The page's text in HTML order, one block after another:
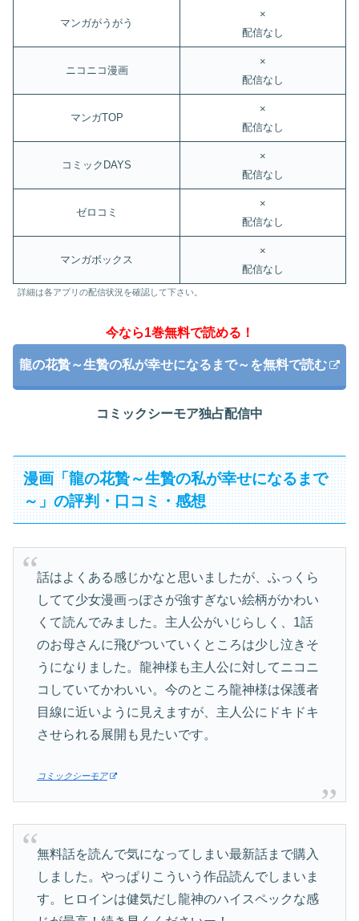
マンガがうがう
×
配信なし
ニコニコ漫画
×
配信なし
マンガTOP
×
配信なし
コミックDAYS
×
配信なし
ゼロコミ
×
配信なし
マンガボックス
×
配信なし
詳細は各アプリの配信状況を確認して下さい。
今なら1巻無料で読める！
龍の花贄～生贄の私が幸せになるまで～を無料で読む
コミックシーモア独占配信中
漫画「龍の花贄～生贄の私が幸せになるまで
～」の評判・口コミ・感想
話はよくある感じかなと思いましたが、ふっくら
してて少女漫画っぽさが強すぎない絵柄がかわい
くて読んでみました。主人公がいじらしく、1話
のお母さんに飛びついていくところは少し泣きそ
うになりました。龍神様も主人公に対してニコニ
コしていてかわいい。今のところ龍神様は保護者
目線に近いように見えますが、主人公にドキドキ
させられる展開も見たいです。
コミックシーモア
無料話を読んで気になってしまい最新話まで購入
しました。やっぱりこういう作品読んでしまいま
す。ヒロインは健気だし龍神のハイスペックな感